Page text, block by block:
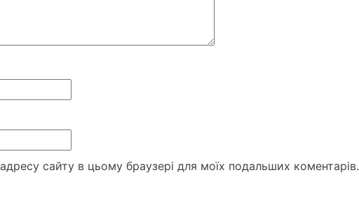
сайту в цьому браузері для моїх подальших коментарів.